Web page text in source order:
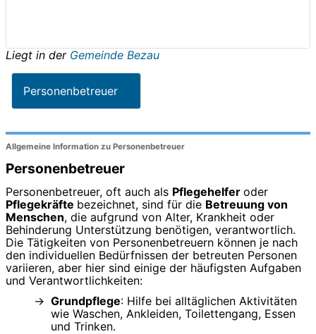
Liegt in der Gemeinde Bezau
Personenbetreuer
Allgemeine Information zu Personenbetreuer
Personenbetreuer
Personenbetreuer, oft auch als Pflegehelfer oder
Pflegekräfte bezeichnet, sind für die Betreuung von
Menschen, die aufgrund von Alter, Krankheit oder
Behinderung Unterstützung benötigen, verantwortlich.
Die Tätigkeiten von Personenbetreuern können je nach
den individuellen Bedürfnissen der betreuten Personen
variieren, aber hier sind einige der häufigsten Aufgaben
und Verantwortlichkeiten:
Grundpflege: Hilfe bei alltäglichen Aktivitäten
wie Waschen, Ankleiden, Toilettengang, Essen
und Trinken.